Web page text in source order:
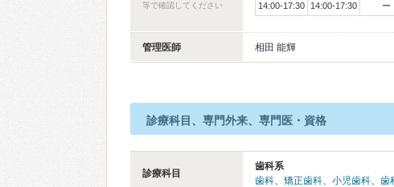
等で確認してください
14:00-17:30
14:00-17:30 ー
管理医師 相田 能輝
診療科目、専門外来、専門医・資格
診療科目
歯科系
歯科、 矯正歯科、 小児歯科、 歯